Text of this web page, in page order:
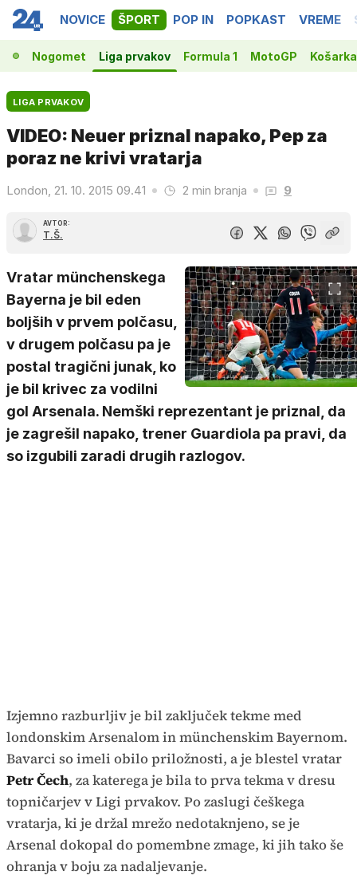
NOVICE ŠPORT POP IN POPKAST VREME
Nogomet Liga prvakov Formula 1 MotoGP Košarka
LIGA PRVAKOV
VIDEO: Neuer priznal napako, Pep za
poraz ne krivi vratarja
London, 21. 10. 2015 09.41 2 min branja 9
AVTOR:
T.Š.
Vratar münchenskega
Bayerna je bil eden
boljših v prvem polčasu,
v drugem polčasu pa je
postal tragični junak, ko
je bil krivec za vodilni
gol Arsenala. Nemški reprezentant je priznal, da
je zagrešil napako, trener Guardiola pa pravi, da
so izgubili zaradi drugih razlogov.
Izjemno razburljiv je bil zaključek tekme med
londonskim Arsenalom in münchenskim Bayernom.
Bavarci so imeli obilo priložnosti, a je blestel vratar
Petr Čech, za katerega je bila to prva tekma v dresu
topničarjev v Ligi prvakov. Po zaslugi češkega
vratarja, ki je držal mrežo nedotaknjeno, se je
Arsenal dokopal do pomembne zmage, ki jih tako še
ohranja v boju za nadaljevanje.